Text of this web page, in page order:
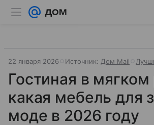
22 января 2026 Источник: Дом Mail
Гостиная в
какая мебель для
моде в 2026 году